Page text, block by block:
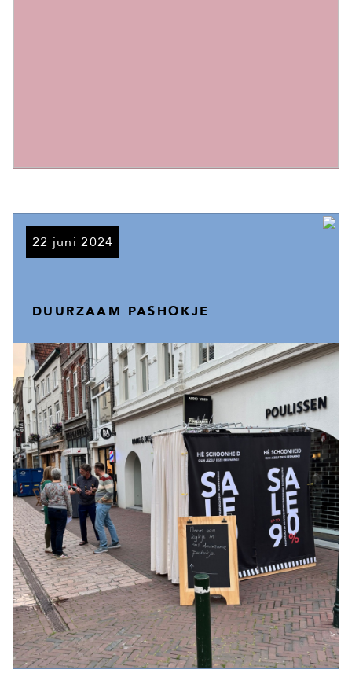
22 juni 2024
DUURZAAM PASHOKJE